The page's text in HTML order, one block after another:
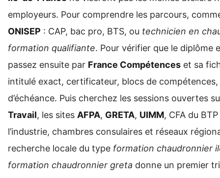
employeurs. Pour comprendre les parcours,
ONISEP : CAP, bac pro, BTS, ou technicien en
formation qualifiante. Pour vérifier que le diplôme
passez ensuite par France Compétences et sa
intitulé exact, certificateur, blocs de compétences,
d’échéance. Puis cherchez les sessions ouvertes
Travail, les sites AFPA, GRETA, UIMM, CFA du
l’industrie, chambres consulaires et réseaux
recherche locale du type formation chaudronnier
formation chaudronnier greta donne un premier